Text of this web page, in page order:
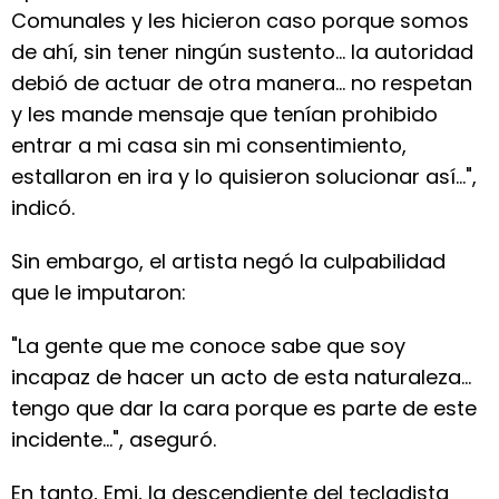
Comunales y les hicieron caso porque somos
de ahí, sin tener ningún sustento... la autoridad
debió de actuar de otra manera... no respetan
y les mande mensaje que tenían prohibido
entrar a mi casa sin mi consentimiento,
estallaron en ira y lo quisieron solucionar así...",
indicó.
Sin embargo, el artista negó la culpabilidad
que le imputaron:
"La gente que me conoce sabe que soy
incapaz de hacer un acto de esta naturaleza...
tengo que dar la cara porque es parte de este
incidente...", aseguró.
En tanto, Emi, la descendiente del tecladista